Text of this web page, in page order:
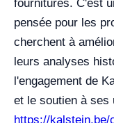
fournitures. C'est
pensée pour les
cherchent à
leurs analyses
l'engagement de
et le soutien à ses
https://kalstein.be/